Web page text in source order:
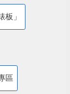
板」
區